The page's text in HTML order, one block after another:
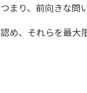
つまり、前向きな問
認め、それらを最大